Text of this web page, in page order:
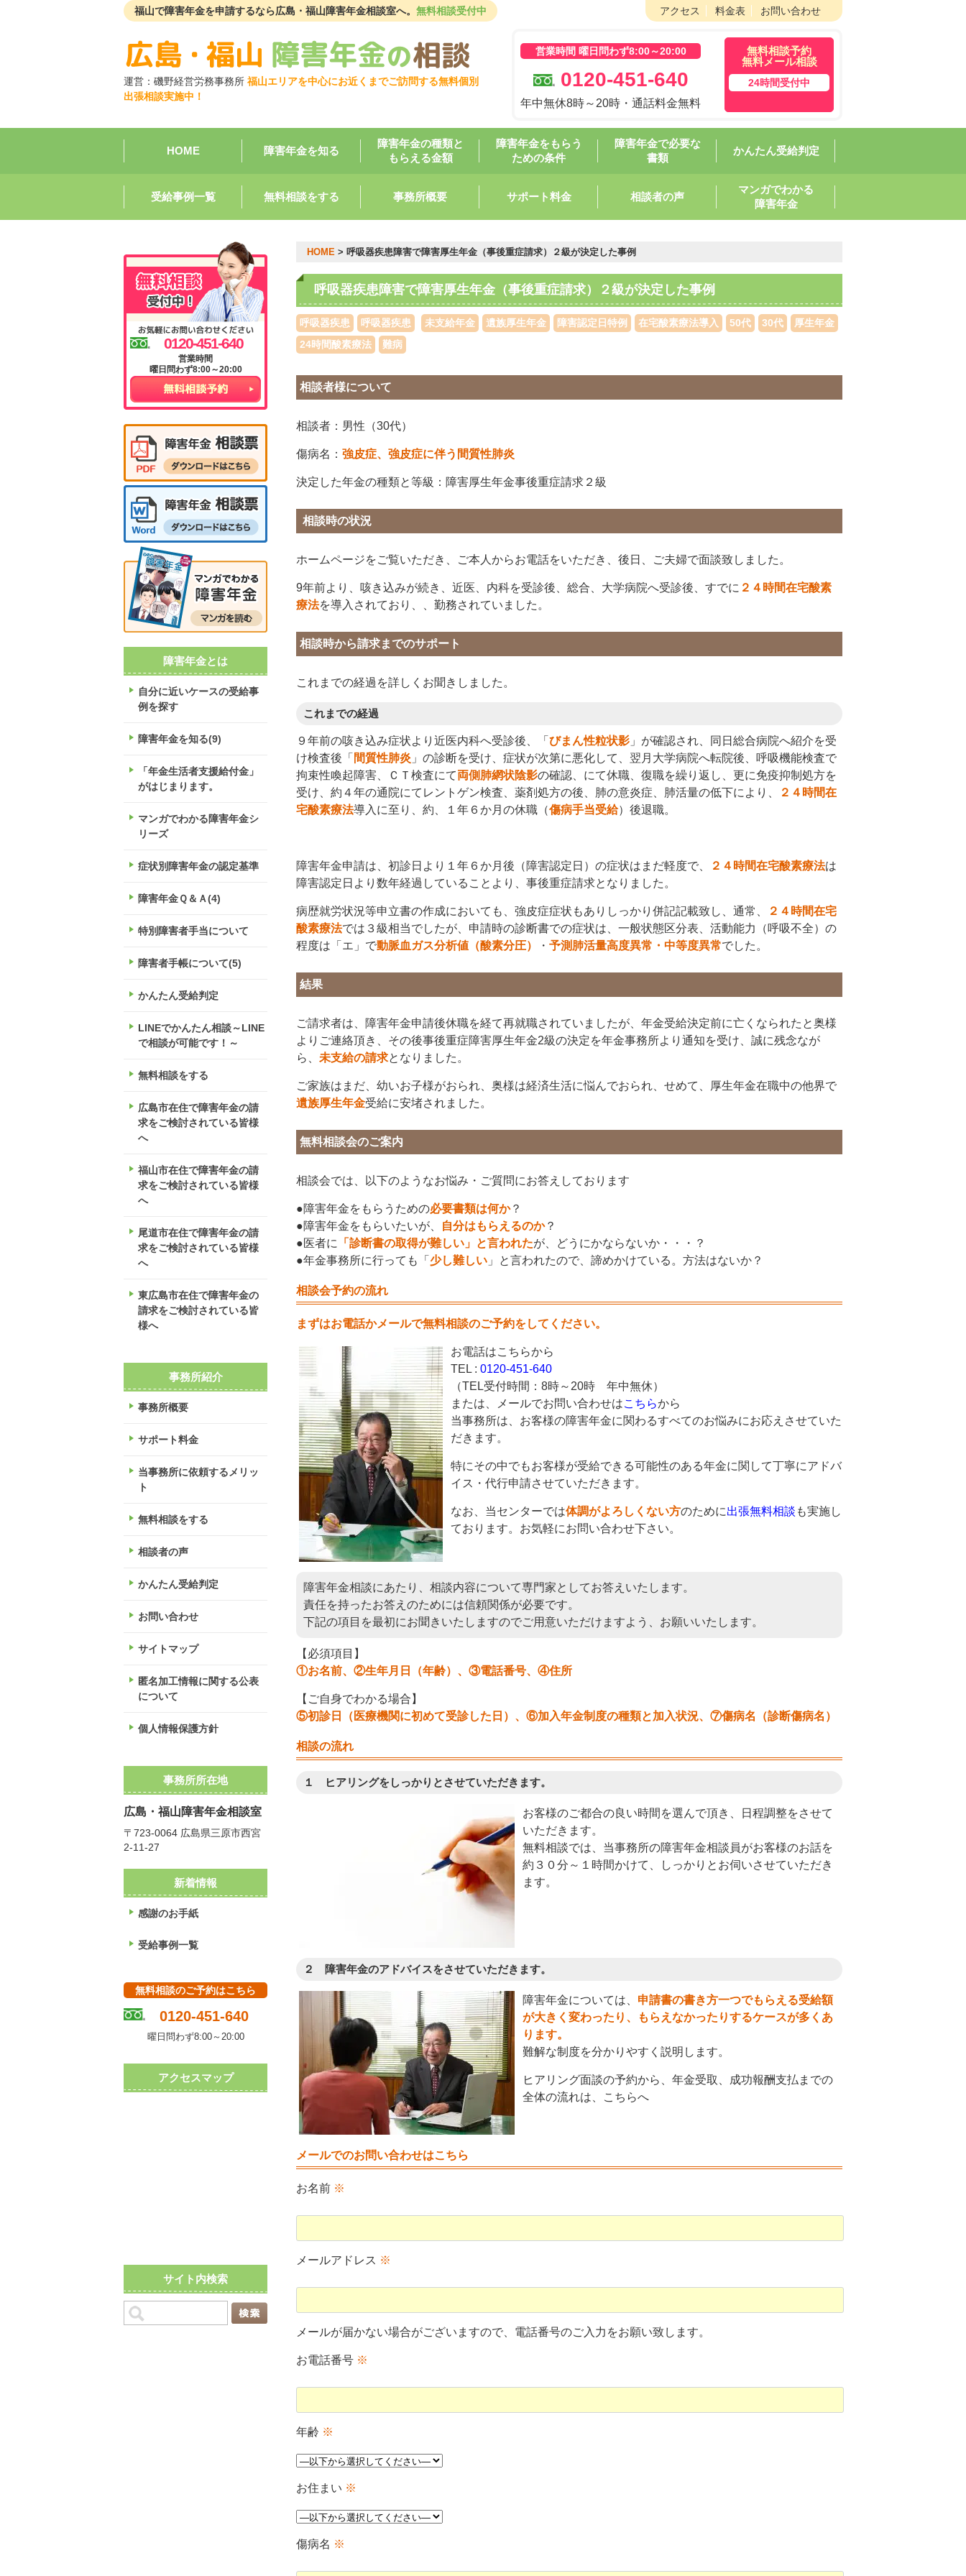
福山で障害年金を申請するなら広島・福山障害年金相談室へ。 無料相談受付中 アクセス 料金表 お問い合わせ
運営： 磯野経営労務事務所 福山エリアを中心にお近くまでご訪問する無料個別
出張相談実施中！
営業時間 曜日問わず8:00～20:00
0120-451-640
年中無休8時～20時・通話料金無料
無料相談予約
無料メール相談
24時間受付中
HOME 障害年金を知る
障害年金の種類と
もらえる金額
障害年金をもらう
ための条件
障害年金で必要な
書類
かんたん受給判定
受給事例一覧 無料相談をする 事務所概要 サポート料金 相談者の声
マンガでわかる
障害年金
HOME > 呼吸器疾患障害で障害厚生年金（事後重症請求）２級が決定した事例
呼吸器疾患障害で障害厚生年金（事後重症請求）２級が決定した事例
呼吸器疾患 呼吸器疾患 未支給年金 遺族厚生年金 障害認定日特例 在宅酸素療法導入 50代 30代
厚生年金
24時間酸素療法
難病
相談者様について
相談者：男性（30代）
傷病名： 強皮症、強皮症に伴う間質性肺炎
決定した年金の種類と等級：障害厚生年金事後重症請求２級
相談時の状況
ホームページをご覧いただき、ご本人からお電話をいただき、後日、ご夫婦で面談致しました。
9年前より、咳き込みが続き、近医、内科を受診後、総合、大学病院へ受診後、すでに ２４時間在宅酸素
療法を導入されており、、勤務されていました。
相談時から請求までのサポート
これまでの経過を詳しくお聞きしました。
これまでの経過
９年前の咳き込み症状より近医内科へ受診後、「 びまん性粒状影 」が確認され、同日総合病院へ紹介を受
け検査後「 間質性肺炎 」の診断を受け、症状が次第に悪化して、翌月大学病院へ転院後、呼吸機能検査で
拘束性喚起障害、ＣＴ検査にて両側肺網状陰影の確認、にて休職、復職を繰り返し、更に免疫抑制処方を
受け、約４年の通院にてレントゲン検査、薬剤処方の後、肺の意炎症、肺活量の低下により、
２４時間在
宅酸素療法導入に至り、約、１年６か月の休職（傷病手当受給）後退職。
障害年金申請は、初診日より１年６か月後（障害認定日）の症状はまだ軽度で、 ２４時間在宅酸素療法は
障害認定日より数年経過していることより、事後重症請求となりました。
病歴就労状況等申立書の作成においても、強皮症症状もありしっかり併記記載致し、通常、
２４時間在宅
酸素療法では３級相当でしたが、申請時の診断書での症状は、一般状態区分表、活動能力（呼吸不全）の
程度は「エ」で動脈血ガス分析値（酸素分圧） ・ 予測肺活量高度異常・中等度異常でした。
結果
ご請求者は、障害年金申請後休職を経て再就職されていましたが、年金受給決定前に亡くなられたと奥様
よりご連絡頂き、その後事後重症障害厚生年金2級の決定を年金事務所より通知を受け、誠に残念なが
ら、 未支給の請求となりました。
ご家族はまだ、幼いお子様がおられ、奥様は経済生活に悩んでおられ、せめて、厚生年金在職中の他界で
遺族厚生年金受給に安堵されました。
無料相談会のご案内
相談会では、以下のようなお悩み・ご質問にお答えしております
●障害年金をもらうための必要書類は何か？
●障害年金をもらいたいが、
自分はもらえるのか？
●医者に
「診断書の取得が難しい」と言われたが、どうにかならないか・・・？
●年金事務所に行っても「 少し難しい 」と言われたので、諦めかけている。方法はないか？
相談会予約の流れ
まずはお電話かメールで無料相談のご予約をしてください。
お電話はこちらから
TEL : 0120-451-640
（TEL受付時間：8時～20時 年中無休）
または、メールでお問い合わせはこちらから
当事務所は、お客様の障害年金に関わるすべてのお悩みにお応えさせていた
だきます。
特にその中でもお客様が受給できる可能性のある年金に関して丁寧にアドバ
イス・代行申請させていただきます。
なお、当センターでは体調がよろしくない方のために出張無料相談 も実施し
ております。お気軽にお問い合わせ下さい。
障害年金相談にあたり、相談内容について専門家としてお答えいたします。
責任を持ったお答えのためには信頼関係が必要です。
下記の項目を最初にお聞きいたしますのでご用意いただけますよう、お願いいたします。
【必須項目】
①お名前、②生年月日（年齢）、③電話番号、④住所
【ご自身でわかる場合】
⑤初診日（医療機関に初めて受診した日）、⑥加入年金制度の種類と加入状況、⑦傷病名（診断傷病名）
相談の流れ
１ ヒアリングをしっかりとさせていただきます。
お客様のご都合の良い時間を選んで頂き、日程調整をさせて
いただきます。
無料相談では、当事務所の障害年金相談員がお客様のお話を
約３０分～１時間かけて、しっかりとお伺いさせていただき
ます。
２ 障害年金のアドバイスをさせていただきます。
障害年金については、 申請書の書き方一つでもらえる受給額
が大きく変わったり、もらえなかったりするケースが多くあ
ります。
難解な制度を分かりやすく説明します。
ヒアリング面談の予約から、年金受取、成功報酬支払までの
全体の流れは、こちらへ
メールでのお問い合わせはこちら
お名前 ※
メールアドレス ※
メールが届かない場合がございますので、電話番号のご入力をお願い致します。
お電話番号 ※
年齢 ※
お住まい ※
傷病名 ※
0120-451-640
曜日問わず8:00～20:00
障害年金とは
自分に近いケースの受給事
例を探す
障害年金を知る(9)
「年金生活者支援給付金」
がはじまります。
マンガでわかる障害年金シ
リーズ
症状別障害年金の認定基準
障害年金Ｑ＆Ａ(4)
特別障害者手当について
障害者手帳について(5)
かんたん受給判定
LINEでかんたん相談～LINE
で相談が可能です！～
無料相談をする
広島市在住で障害年金の請
求をご検討されている皆様
へ
福山市在住で障害年金の請
求をご検討されている皆様
へ
尾道市在住で障害年金の請
求をご検討されている皆様
へ
東広島市在住で障害年金の
請求をご検討されている皆
様へ
事務所紹介
事務所概要
サポート料金
当事務所に依頼するメリッ
ト
無料相談をする
相談者の声
かんたん受給判定
お問い合わせ
サイトマップ
匿名加工情報に関する公表
について
個人情報保護方針
事務所所在地
広島・福山障害年金相談室
〒723-0064 広島県三原市西宮
2-11-27
新着情報
感謝のお手紙
受給事例一覧
無料相談のご予約はこちら
0120-451-640
曜日問わず8:00～20:00
アクセスマップ
サイト内検索